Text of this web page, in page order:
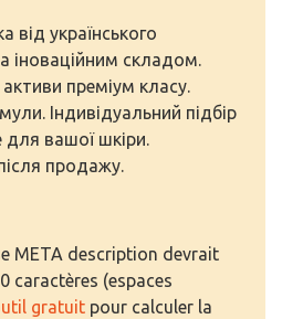
від українського
іноваційним складом.
активи преміум класу.
Індивідуальний підбір
для вашої шкіри.
продажу.
META description devrait
caractères (espaces
gratuit pour calculer la